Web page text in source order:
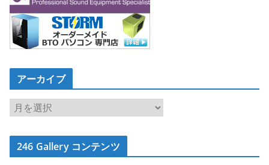
アーカイブ
ア
ー
カ
イ246 Gallery コンテンツ